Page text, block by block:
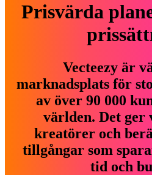
Prisvärda
Vecteezy är
marknadsplats för
av över 90 000
världen. Det ger
kreatörer och
tillgångar som
tid och